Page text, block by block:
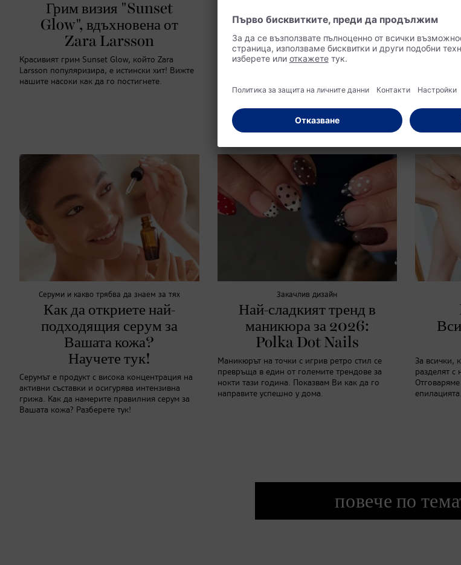
Грим визия "Sunset
Glow", вдъхновена от
Zara Larsson
Красивият грим Sunset Glow, който Zara
Larsson популяризира, е истински хит! Вижте
нашите насоки как да го постигнете.
педикюра за 2026 г.
От нежни пастелни нюанси и нови
интерпретации на френския педикюр до
смели и ярки цветове: нека Ви покажем кои
фестивален
Серуми и какво трябва да знаем за тях
Как да откриете най-
подходящия серум за
Вашата кожа?
Научете тук!
Серумът е продукт с висока концентрация на
активни съставки и осигурява интензивна
грижа. Как да намерите правилния серум за
Вашата кожа? Разберете тук!
Закачлив дизайн
Най-сладкият тренд в
маникюра за 2026:
Polka Dot Nails
Маникюрът на точки с игрив ретро стил се
превръща в един от големите трендове за
нокти тази година. Показвам Ви как да го
направите успешно у дома.
За всички,
разделят с
епилацията.
повече по